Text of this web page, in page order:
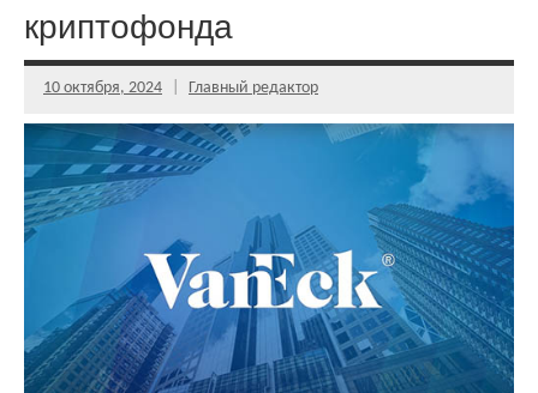
криптофонда
10 октября, 2024 Главный редактор